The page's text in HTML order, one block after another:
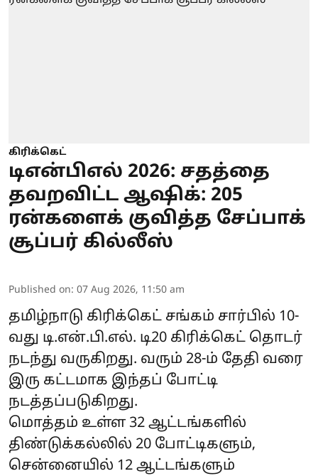
கிரிக்கெட்
டிஎன்பிஎல் 2026: சதத்தை
தவறவிட்ட ஆஷிக்: 205
ரன்களைக் குவித்த சேப்பாக்
சூப்பர் கில்லீஸ்
Published on: 07 Aug 2026, 11:50 am
தமிழ்நாடு கிரிக்கெட் சங்கம் சார்பில் 10-
வது டி.என்.பி.எல். டி20 கிரிக்கெட் தொடர்
நடந்து வருகிறது. வரும் 28-ம் தேதி வரை
இரு கட்டமாக இந்தப் போட்டி
நடத்தப்படுகிறது.
மொத்தம் உள்ள 32 ஆட்டங்களில்
திண்டுக்கல்லில் 20 போட்டிகளும்,
சென்னையில் 12 ஆட்டங்களும்